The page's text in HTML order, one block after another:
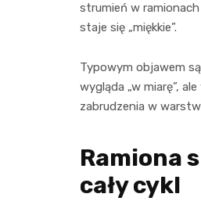
strumień w
staje się „miękkie”.
Typowym objawem
wygląda „w miarę”,
zabrudzenia w
Ramiona
cały cykl